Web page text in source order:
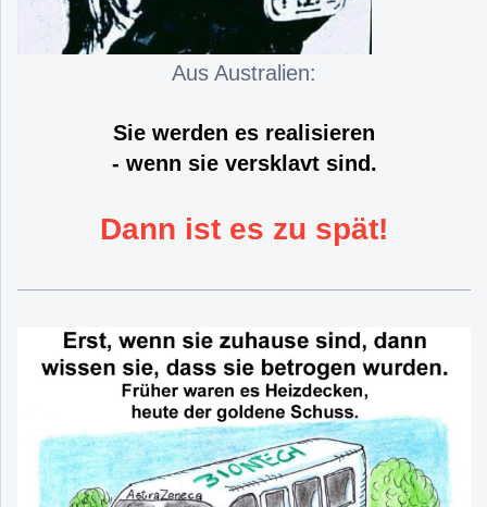
Aus Australien:
Sie werden es realisieren
- wenn sie versklavt sind.
Dann ist es zu spät!